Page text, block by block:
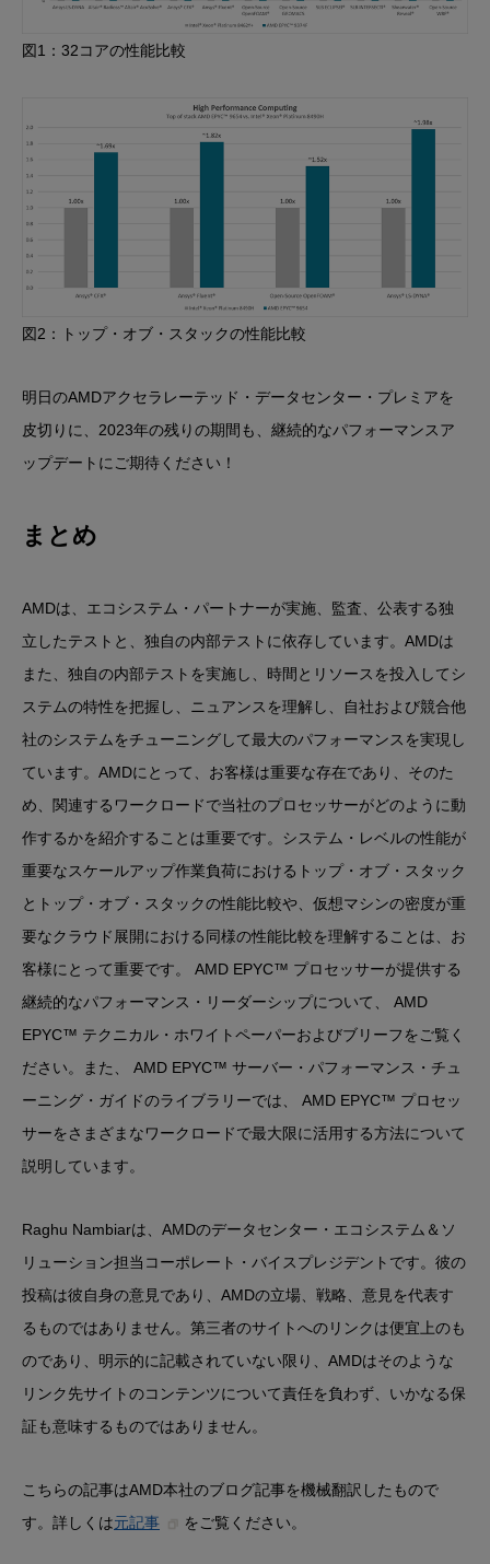
図1：32コアの性能比較
図2：トップ・オブ・スタックの性能比較
明日のAMDアクセラレーテッド・データセンター・プレミアを
皮切りに、2023年の残りの期間も、継続的なパフォーマンスア
ップデートにご期待ください！
まとめ
AMDは、エコシステム・パートナーが実施、監査、公表する独
立したテストと、独自の内部テストに依存しています。AMDは
また、独自の内部テストを実施し、時間とリソースを投入してシ
ステムの特性を把握し、ニュアンスを理解し、自社および競合他
社のシステムをチューニングして最大のパフォーマンスを実現し
ています。AMDにとって、お客様は重要な存在であり、そのた
め、関連するワークロードで当社のプロセッサーがどのように動
作するかを紹介することは重要です。システム・レベルの性能が
重要なスケールアップ作業負荷におけるトップ・オブ・スタック
とトップ・オブ・スタックの性能比較や、仮想マシンの密度が重
要なクラウド展開における同様の性能比較を理解することは、お
客様にとって重要です。 AMD EPYC™ プロセッサーが提供する
継続的なパフォーマンス・リーダーシップについて、 AMD
EPYC™ テクニカル・ホワイトペーパーおよびブリーフをご覧く
ださい。また、 AMD EPYC™ サーバー・パフォーマンス・チュ
ーニング・ガイドのライブラリーでは、 AMD EPYC™ プロセッ
サーをさまざまなワークロードで最大限に活用する方法について
説明しています。
Raghu Nambiarは、AMDのデータセンター・エコシステム＆ソ
リューション担当コーポレート・バイスプレジデントです。彼の
投稿は彼自身の意見であり、AMDの立場、戦略、意見を代表す
るものではありません。第三者のサイトへのリンクは便宜上のも
のであり、明示的に記載されていない限り、AMDはそのような
リンク先サイトのコンテンツについて責任を負わず、いかなる保
証も意味するものではありません。
こちらの記事はAMD本社のブログ記事を機械翻訳したもので
す。詳しくは元記事 をご覧ください。